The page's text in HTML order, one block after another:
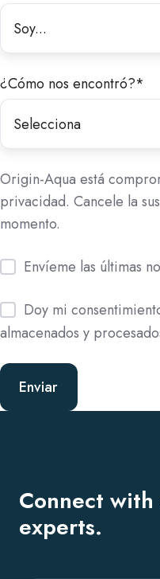
¿Cómo nos encontró?*
Origin-Aqua está
privacidad. Cancele la
momento.
Envíeme las últimas
Doy mi
almacenados y
Connect
experts.